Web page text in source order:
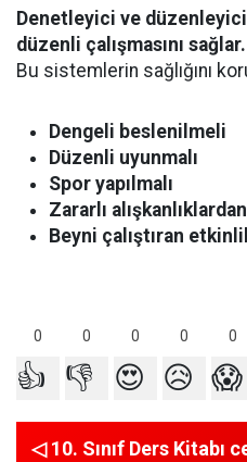
Denetleyici ve
düzenli çalışmasını sağlar.
Bu sistemlerin sağlığını
Dengeli beslenilmeli
Düzenli uyunmalı
Spor yapılmalı
Zararlı
Beyni çalıştıran
0 0 0 0 0
👍 👎 😍 😥 😱
◁ 10. Sınıf Ders Kitabı